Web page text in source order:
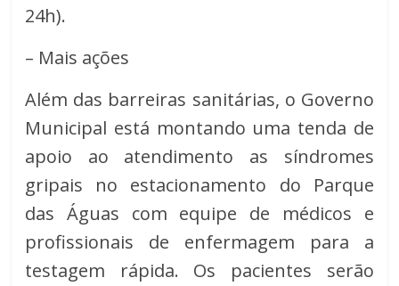
24h).
– Mais ações
Além das barreiras sanitárias, o Governo
Municipal está montando uma tenda de
apoio ao atendimento as síndromes
gripais no estacionamento do Parque
das Águas com equipe de médicos e
profissionais de enfermagem para a
testagem rápida. Os pacientes serão